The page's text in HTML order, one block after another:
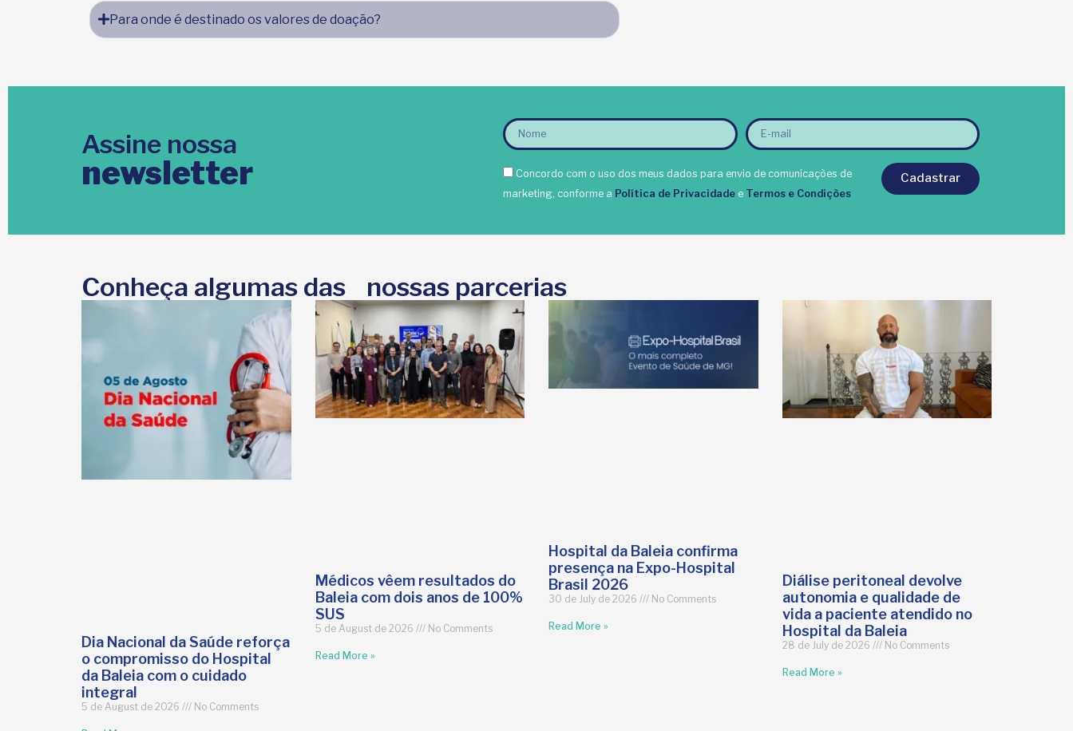
Para onde é destinado os valores de doação?
Assine nossa
newsletter
Concordo com o uso dos meus dados para envio de comunicações de
marketing, conforme a Política de Privacidade e Termos e Condições
Cadastrar
Conheça algumas das nossas parcerias
Dia Nacional da Saúde reforça
o compromisso do Hospital
da Baleia com o cuidado
integral
5 de August de 2026 No Comments
Médicos vêem resultados do
Baleia com dois anos de 100%
SUS
5 de August de 2026 No Comments
Read More »
Hospital da Baleia confirma
presença na Expo-Hospital
Brasil 2026
30 de July de 2026 No Comments
Read More »
Diálise peritoneal devolve
autonomia e qualidade de
vida a paciente atendido no
Hospital da Baleia
28 de July de 2026 No Comments
Read More »